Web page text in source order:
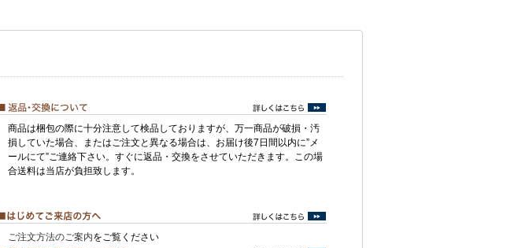
商品は梱包の際に十分注意して検品しておりますが、万一商品が破損・汚
損していた場合、またはご注文と異なる場合は、お届け後7日間以内に”メ
ールにて”ご連絡下さい。すぐに返品・交換をさせていただきます。この場
合送料は当店が負担致します。
ご注文方法のご案内をご覧ください